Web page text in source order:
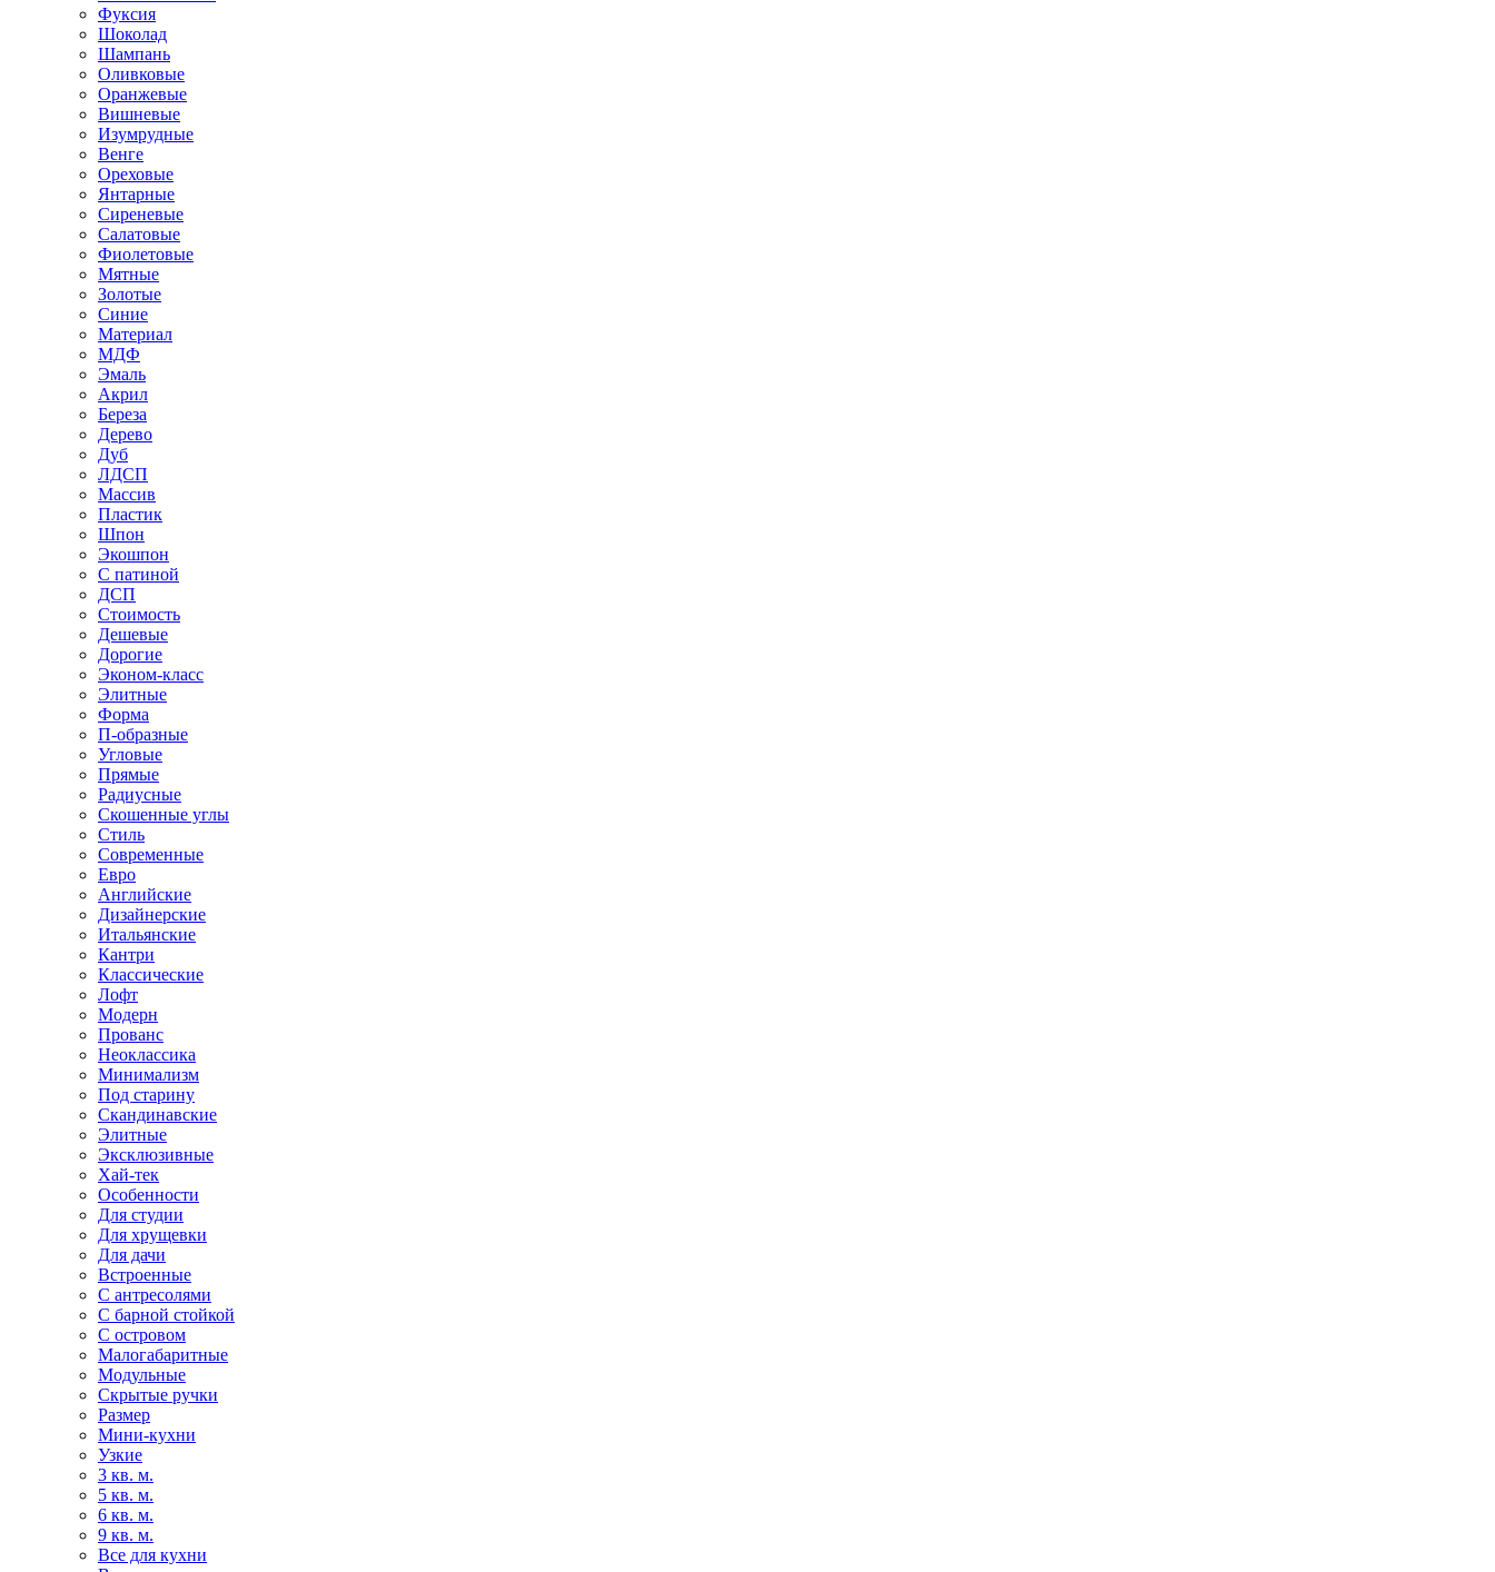
Фуксия
Шоколад
Шампань
Оливковые
Оранжевые
Вишневые
Изумрудные
Венге
Ореховые
Янтарные
Сиреневые
Салатовые
Фиолетовые
Мятные
Золотые
Синие
Материал
МДФ
Эмаль
Акрил
Береза
Дерево
Дуб
ЛДСП
Массив
Пластик
Шпон
Экошпон
С патиной
ДСП
Стоимость
Дешевые
Дорогие
Эконом-класс
Элитные
Форма
П-образные
Угловые
Прямые
Радиусные
Скошенные углы
Стиль
Современные
Евро
Английские
Дизайнерские
Итальянские
Кантри
Классические
Лофт
Модерн
Прованс
Неоклассика
Минимализм
Под старину
Скандинавские
Элитные
Эксклюзивные
Хай-тек
Особенности
Для студии
Для хрущевки
Для дачи
Встроенные
С антресолями
С барной стойкой
С островом
Малогабаритные
Модульные
Скрытые ручки
Размер
Мини-кухни
Узкие
3 кв. м.
5 кв. м.
6 кв. м.
9 кв. м.
Все для кухни